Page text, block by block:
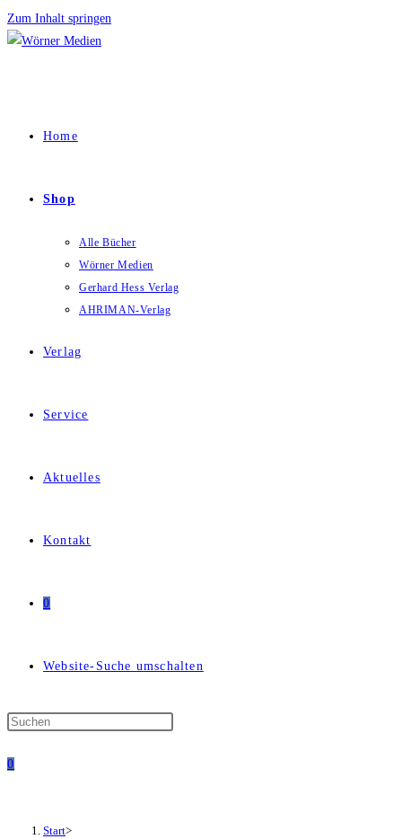
Zum Inhalt springen
Home
Shop
Alle Bücher
Wörner Medien
Gerhard Hess Verlag
AHRIMAN-Verlag
Verlag
Service
Aktuelles
Kontakt
0
Website-Suche umschalten
0
Start>